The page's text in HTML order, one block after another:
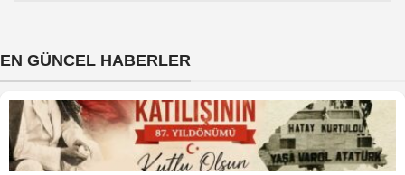
EN GÜNCEL HABERLER